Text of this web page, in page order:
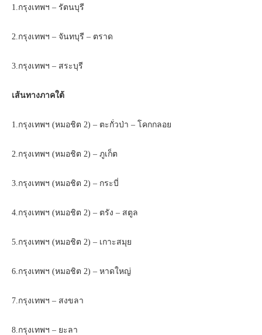
1.กรุงเทพฯ – รัตนบุรี
2.กรุงเทพฯ – จันทบุรี – ตราด
3.กรุงเทพฯ – สระบุรี
เส้นทางภาคใต้
1.กรุงเทพฯ (หมอชิต 2) – ตะกั่วป่า – โคกกลอย
2.กรุงเทพฯ (หมอชิต 2) – ภูเก็ต
3.กรุงเทพฯ (หมอชิต 2) – กระบี่
4.กรุงเทพฯ (หมอชิต 2) – ตรัง – สตูล
5.กรุงเทพฯ (หมอชิต 2) – เกาะสมุย
6.กรุงเทพฯ (หมอชิต 2) – หาดใหญ่
7.กรุงเทพฯ – สงขลา
8.กรุงเทพฯ – ยะลา